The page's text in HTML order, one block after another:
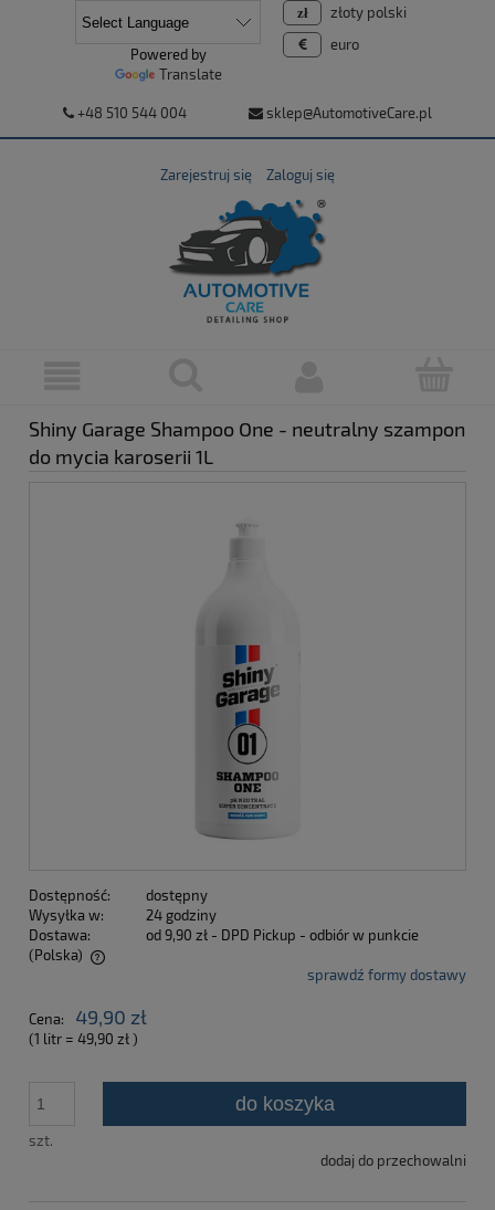
+48 510 544 004 sklep@AutomotiveCare.pl
Zarejestruj się Zaloguj się
złoty polski
euro
Powered by
Translate
Shiny Garage Shampoo One - neutralny szampon
do mycia karoserii 1L
Dostępność:
dostępny
Wysyłka w:
24 godziny
Dostawa:
od 9,90 zł - DPD Pickup - odbiór w punkcie
(Polska)
Cena nie zawiera ewentualnych kosztów płatnościsprawdź formy dostawy
Cena: 49,90 zł
(1 litr = 49,90 zł)
szt.
do koszyka
dodaj do przechowalni